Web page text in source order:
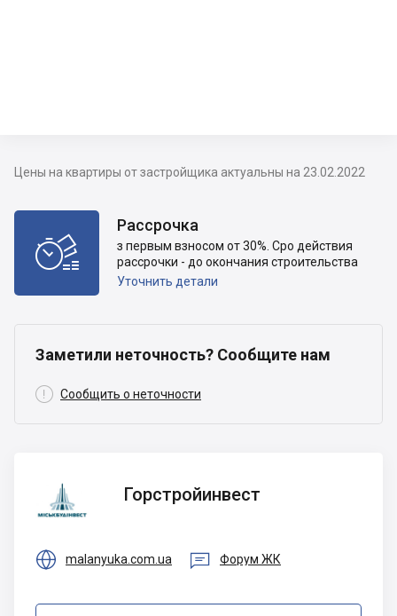
Цены на квартиры от застройщика актуальны на 23.02.2022

Рассрочка
з первым взносом от 30%. Сро действия
рассрочки - до окончания строительства
Уточнить детали
Заметили неточность? Сообщите нам
 Сообщить о неточности
Горстройинвест
Горстройинвест
 malanyuka.com.ua  Форум ЖК